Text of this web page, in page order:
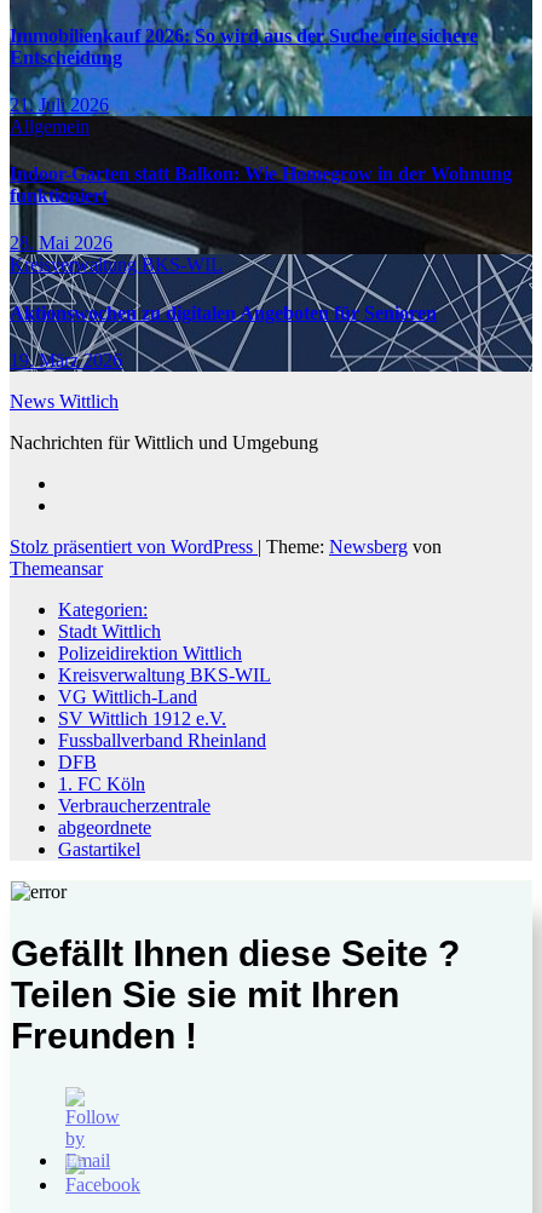
Immobilienkauf 2026: So wird aus der Suche eine sichere
Entscheidung
21. Juli 2026
Allgemein
Indoor-Garten statt Balkon: Wie Homegrow in der Wohnung
funktioniert
28. Mai 2026
Kreisverwaltung BKS-WIL
Aktionswochen zu digitalen Angeboten für Senioren
19. März 2026
News Wittlich
Nachrichten für Wittlich und Umgebung
Stolz präsentiert von WordPress | Theme: Newsberg von
Themeansar
Kategorien:
Stadt Wittlich
Polizeidirektion Wittlich
Kreisverwaltung BKS-WIL
VG Wittlich-Land
SV Wittlich 1912 e.V.
Fussballverband Rheinland
DFB
1. FC Köln
Verbraucherzentrale
abgeordnete
Gastartikel
Gefällt Ihnen diese Seite ?
Teilen Sie sie mit Ihren
Freunden !